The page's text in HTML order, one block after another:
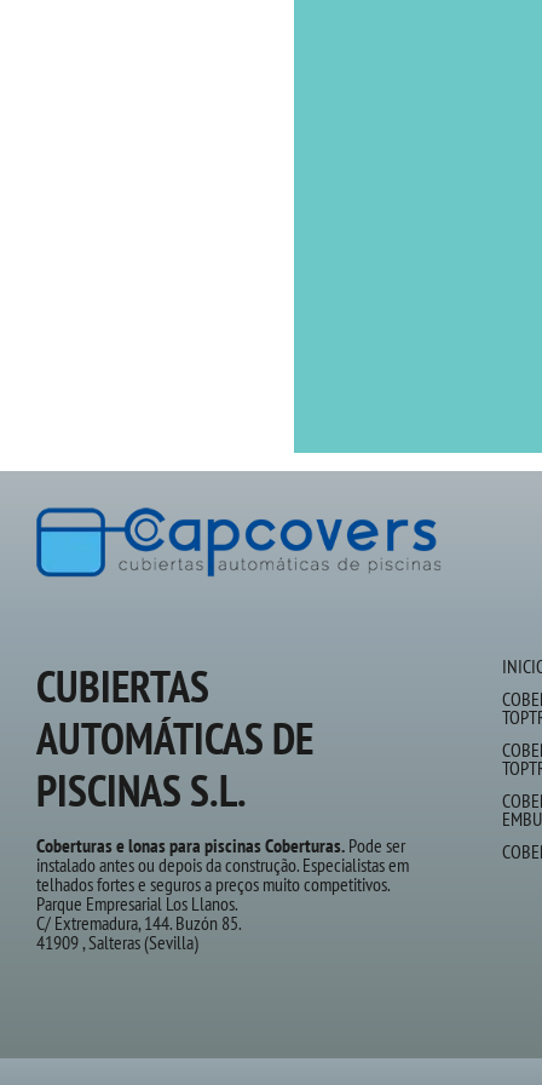
CUBIERTAS
AUTOMÁTICAS DE
PISCINAS S.L.
Coberturas e lonas para piscinas Coberturas. Pode ser
instalado antes ou depois da construção. Especialistas em
telhados fortes e seguros a preços muito competitivos.
Parque Empresarial Los Llanos.
C/ Extremadura, 144. Buzón 85.
41909 , Salteras (Sevilla)